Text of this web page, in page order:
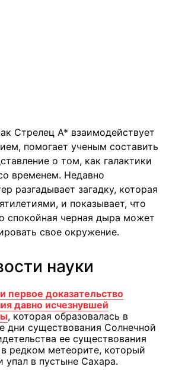
Стрелец A* взаимодействует
помогает ученым составить
о том, как галактики
временем. Недавно
разгадывает загадку, которая
и показывает, что
спокойная черная дыра может
свое окружение.
науки
первое доказательство
давно исчезнувшей
, которая образовалась в
дни существования Солнечной
ее существования
редком метеорите, который
упал в пустыне Сахара.